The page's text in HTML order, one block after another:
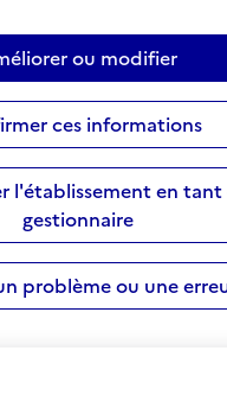
ou modifier
ces informations
l'établissement en
gestionnaire
problème ou une